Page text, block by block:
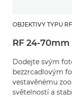
OBJEKTIVY TYPU RF
RF 24-70mm
Dodejte svým
bezzrcadlovým
vestavěnému
světelností a